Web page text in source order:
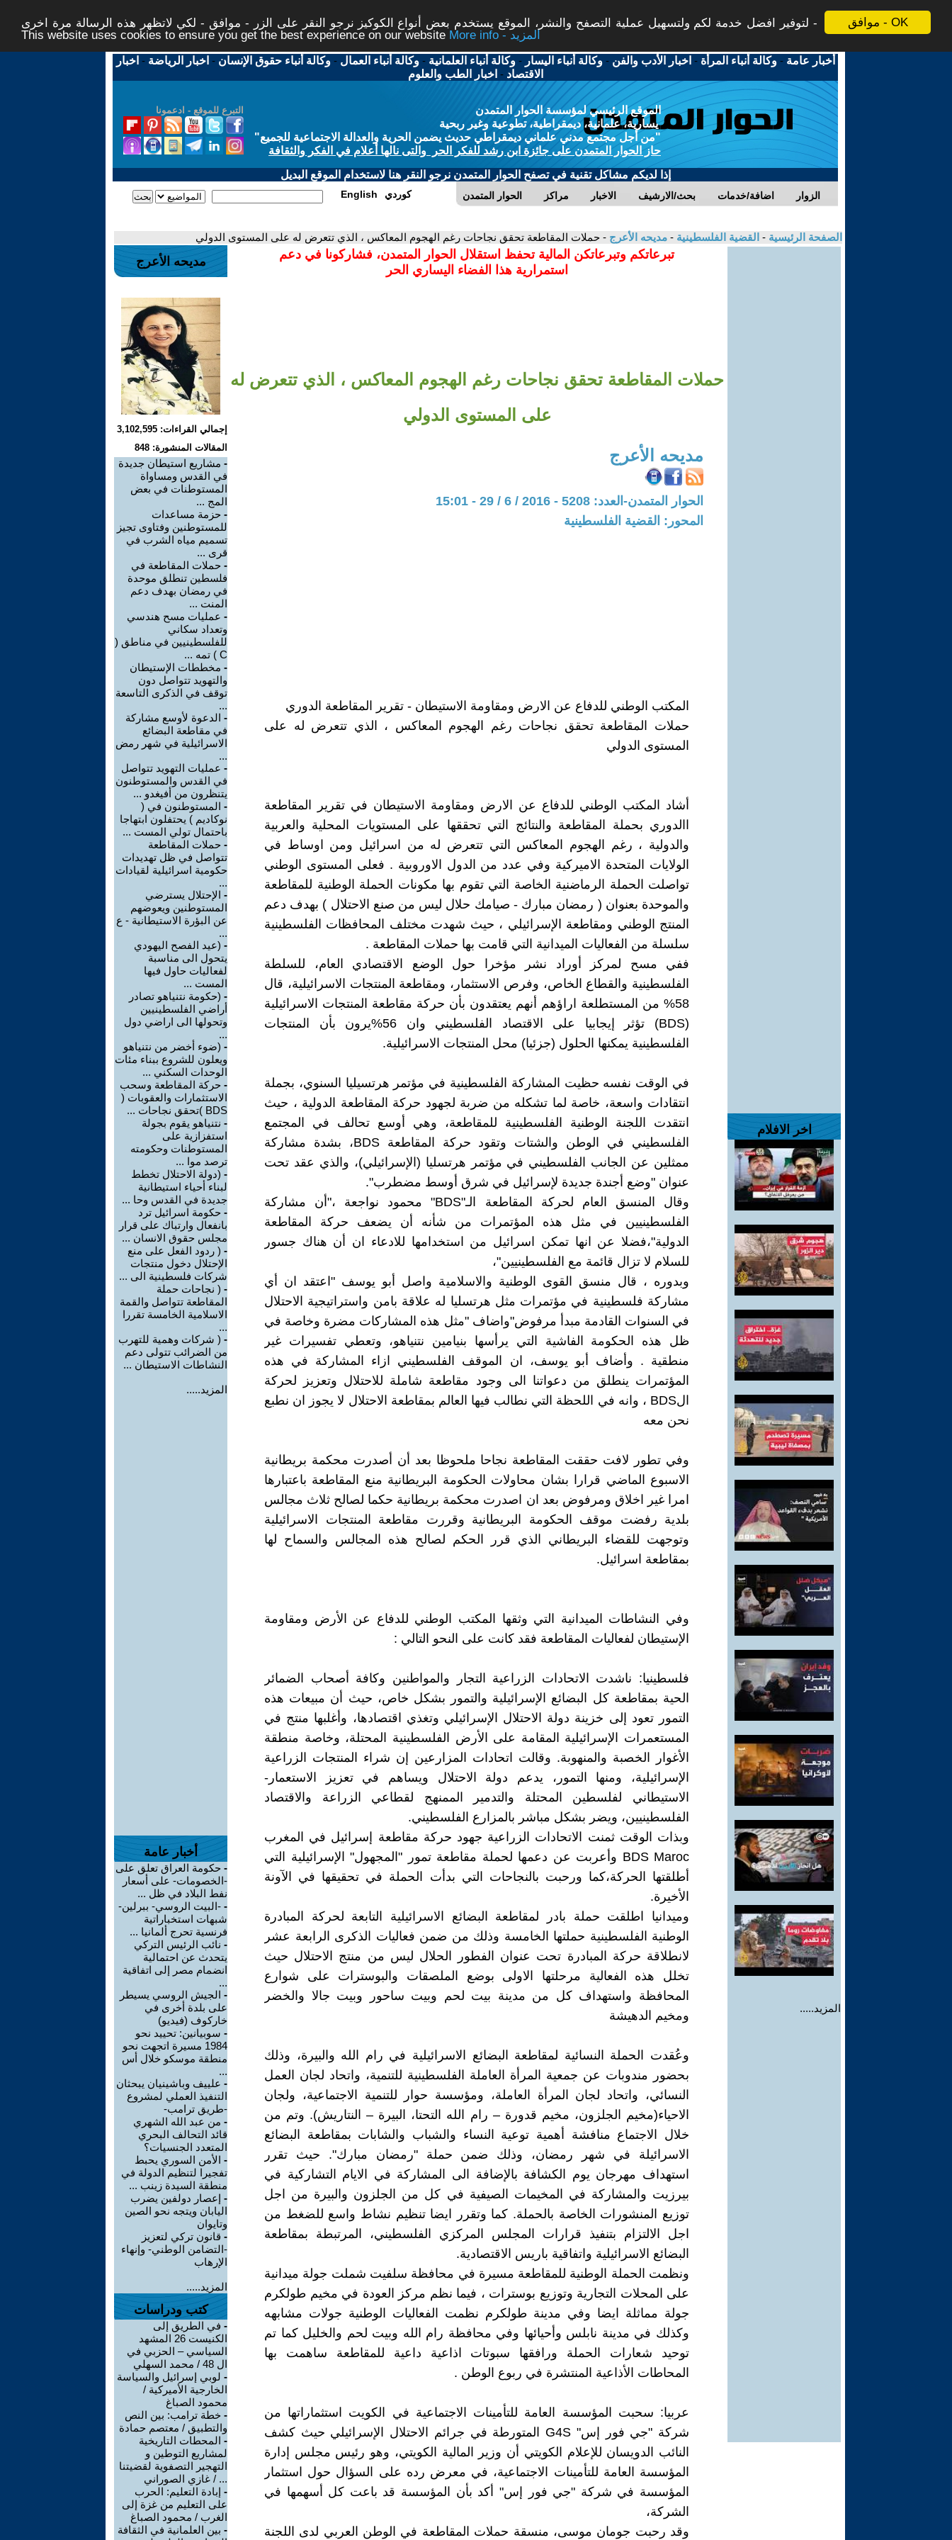
موافق - OK
لتوفير افضل خدمة لكم ولتسهيل عملية التصفح والنشر، الموقع يستخدم بعض أنواع الكوكيز نرجو النقر على الزر - موافق - لكي لاتظهر هذه الرسالة مرة اخرى -
This website uses cookies to ensure you get the best experience on our website
More info - المزيد
أخبار عامة -وكالة أنباء المرأة - اخبار الأدب والفن -وكالة أنباء اليسار -وكالة أنباء العلمانية -وكالة أنباء العمال -وكالة أنباء حقوق الإنسان - اخبار الرياضة - اخبار
الاقتصاد - اخبار الطب والعلوم
التبرع للموقع - ادعمونا
الموقع الرئيسي لمؤسسة الحوار المتمدن
يسارية، علمانية، ديمقراطية، تطوعية وغير ربحية
"من أجل مجتمع مدني علماني ديمقراطي حديث يضمن الحرية والعدالة الاجتماعية للجميع"
حاز الحوار المتمدن على جائزة ابن رشد للفكر الحر والتى نالها أعلام في الفكر والثقافة
إذا لديكم مشاكل تقنية في تصفح الحوار المتمدن نرجو النقر هنا لاستخدام الموقع البديل
الحوار المتمدن مراكز الاخبار بحث/الارشيف اضافة/خدمات الزوار English كوردي
الصفحة الرئيسية - القضية الفلسطينية - مديحه الأعرج - حملات المقاطعة تحقق نجاحات رغم الهجوم المعاكس ، الذي تتعرض له على المستوى الدولي
اخر الافلام
المزيد.....
تبرعاتكم وتبرعاتكن المالية تحفظ استقلال الحوار المتمدن، فشاركونا في دعم
استمرارية هذا الفضاء اليساري الحر
حملات المقاطعة تحقق نجاحات رغم الهجوم المعاكس ، الذي تتعرض له
على المستوى الدولي
مديحه الأعرج
الحوار المتمدن-العدد: 5208 - 2016 / 6 / 29 - 15:01
المحور: القضية الفلسطينية
المكتب الوطني للدفاع عن الارض ومقاومة الاستيطان - تقرير المقاطعة الدوري
حملات المقاطعة تحقق نجاحات رغم الهجوم المعاكس ، الذي تتعرض له على
المستوى الدولي
أشاد المكتب الوطني للدفاع عن الارض ومقاومة الاستيطان في تقرير المقاطعة
االدوري بحملة المقاطعة والنتائج التي تحققها على المستويات المحلية والعربية
والدولية ، رغم الهجوم المعاكس التي تتعرض له من اسرائيل ومن اوساط في
الولايات المتحدة الاميركية وفي عدد من الدول الاوروبية . فعلى المستوى الوطني
تواصلت الحملة الرماضنية الخاصة التي تقوم بها مكونات الحملة الوطنية للمقاطعة
والموحدة بعنوان ( رمضان مبارك - صيامك حلال ليس من صنع الاحتلال ) بهدف دعم
المنتج الوطني ومقاطعة الإسرائيلي ، حيث شهدت مختلف المحافظات الفلسطينية
سلسلة من الفعاليات الميدانية التي قامت بها حملات المقاطعة .
ففي مسح لمركز أوراد نشر مؤخرا حول الوضع الاقتصادي العام، للسلطة
الفلسطينية والقطاع الخاص، وفرص الاستثمار، ومقاطعة المنتجات الاسرائيلية، قال
58% من المستطلعة اراؤهم أنهم يعتقدون بأن حركة مقاطعة المنتجات الاسرائيلية
(BDS) تؤثر إيجابيا على الاقتصاد الفلسطيني وان 56%يرون بأن المنتجات
الفلسطينية يمكنها الحلول (جزئيا) محل المنتجات الاسرائيلية.
في الوقت نفسه حظيت المشاركة الفلسطينية في مؤتمر هرتسيليا السنوي، بجملة
انتقادات واسعة، خاصة لما تشكله من ضربة لجهود حركة المقاطعة الدولية ، حيث
انتقدت اللجنة الوطنية الفلسطينية للمقاطعة، وهي أوسع تحالف في المجتمع
الفلسطيني في الوطن والشتات وتقود حركة المقاطعة BDS، بشدة مشاركة
ممثلين عن الجانب الفلسطيني في مؤتمر هرتسليا (الإسرائيلي)، والذي عقد تحت
عنوان "وضع أجندة جديدة لإسرائيل في شرق أوسط مضطرب".
وقال المنسق العام لحركة المقاطعة الـ"BDS" محمود نواجعة ،"أن مشاركة
الفلسطينيين في مثل هذه المؤتمرات من شأنه أن يضعف حركة المقاطعة
الدولية"،فضلا عن انها تمكن اسرائيل من استخدامها للادعاء ان أن هناك جسور
للسلام لا تزال قائمة مع الفلسطينيين"،
وبدوره ، قال منسق القوى الوطنية والاسلامية واصل أبو يوسف "اعتقد ان أي
مشاركة فلسطينية في مؤتمرات مثل هرتسليا له علاقة بامن واستراتيجية الاحتلال
في السنوات القادمة مبدأ مرفوض"واضاف "مثل هذه المشاركات مضرة وخاصة في
ظل هذه الحكومة الفاشية التي يرأسها بنيامين نتنياهو، وتعطي تفسيرات غير
منطقية . وأضاف أبو يوسف، ان الموقف الفلسطيني ازاء المشاركة في هذه
المؤتمرات ينطلق من دعواتنا الى وجود مقاطعة شاملة للاحتلال وتعزيز لحركة
الBDS ، وانه في اللحظة التي نطالب فيها العالم بمقاطعة الاحتلال لا يجوز ان نطبع
نحن معه
وفي تطور لافت حققت المقاطعة نجاحا ملحوظا بعد أن أصدرت محكمة بريطانية
الاسبوع الماضي قرارا بشان محاولات الحكومة البريطانية منع المقاطعة باعتبارها
امرا غير اخلاق ومرفوض بعد ان اصدرت محكمة بريطانية حكما لصالح ثلاث مجالس
بلدية رفضت موقف الحكومة البريطانية وقررت مقاطعة المنتجات الاسرائيلية
وتوجهت للقضاء البريطاني الذي قرر الحكم لصالح هذه المجالس والسماح لها
بمقاطعة اسرائيل.
وفي النشاطات الميدانية التي وثقها المكتب الوطني للدفاع عن الأرض ومقاومة
الإستيطان لفعاليات المقاطعة فقد كانت على النحو التالي :
فلسطينيا: ناشدت الاتحادات الزراعية التجار والمواطنين وكافة أصحاب الضمائر
الحية بمقاطعة كل البضائع الإسرائيلية والتمور بشكل خاص، حيث أن مبيعات هذه
التمور تعود إلى خزينة دولة الاحتلال الإسرائيلي وتغذي اقتصادها، وأغلبها منتج في
المستعمرات الإسرائيلية المقامة على الأرض الفلسطينية المحتلة، وخاصة منطقة
الأغوار الخصبة والمنهوبة. وقالت اتحادات المزارعين إن شراء المنتجات الزراعية
الإسرائيلية، ومنها التمور، يدعم دولة الاحتلال ويساهم في تعزيز الاستعمار-
الاستيطاني لفلسطين المحتلة والتدمير الممنهج لقطاعي الزراعة والاقتصاد
الفلسطينيين، ويضر بشكل مباشر بالمزارع الفلسطيني.
وبذات الوقت ثمنت الاتحادات الزراعية جهود حركة مقاطعة إسرائيل في المغرب
BDS Maroc وأعربت عن دعمها لحملة مقاطعة تمور "المجهول" الإسرائيلية التي
أطلقتها الحركة،كما ورحبت بالنجاحات التي بدأت الحملة في تحقيقها في الآونة
الأخيرة.
وميدانيا اطلقت حملة بادر لمقاطعة البضائع الاسرائيلية التابعة لحركة المبادرة
الوطنية الفلسطينية حملتها الخامسة وذلك من ضمن فعاليات الذكرى الرابعة عشر
لانطلاقة حركة المبادرة تحت عنوان الفطور الحلال ليس من منتج الاحتلال حيث
تخلل هذه الفعالية مرحلتها الاولى بوضع الملصقات والبوسترات على شوارع
المحافظة واستهداف كل من مدينة بيت لحم وبيت ساحور وبيت جالا والخضر
ومخيم الدهيشة
وعُقدت الحملة النسائية لمقاطعة البضائع الاسرائيلية في رام الله والبيرة، وذلك
بحضور مندوبات عن جمعية المرأة العاملة الفلسطينية للتنمية، واتحاد لجان العمل
النسائي، واتحاد لجان المرأة العاملة، ومؤسسة حوار للتنمية الاجتماعية، ولجان
الاحياء(مخيم الجلزون، مخيم قدورة – رام الله التحتا، البيرة – النتاريش). وتم من
خلال الاجتماع منافشة أهمية توعية النساء والشباب والشابات بمقاطعة البضائع
الاسرائيلة في شهر رمضان، وذلك ضمن حملة "رمضان مبارك". حيث تقرر
استهداف مهرجان يوم الكشافة بالإضافة الى المشاركة في الايام التشاركية في
بيرزيت والمشاركة في المخيمات الصيفية في كل من الجلزون والبيرة من اجل
توزيع المنشورات الخاصة بالحملة. كما وتقرر ايضا تنظيم نشاط واسع للضغط من
اجل الالتزام بتنفيذ قرارات المجلس المركزي الفلسطيني، المرتبطة بمقاطعة
البضائع الاسرائيلية واتفاقية باريس الاقتصادية.
ونظمت الحملة الوطنية للمقاطعة مسيرة في محافظة سلفيت شملت جولة ميدانية
على المحلات التجارية وتوزيع بوسترات ، فيما نظم مركز العودة في مخيم طولكرم
جولة مماثلة ايضا وفي مدينة طولكرم نظمت الفعاليات الوطنية جولات مشابهه
وكذلك في مدينة نابلس وأحيائها وفي محافظة رام الله وبيت لحم والخليل كما تم
توحيد شعارات الحملة ورافقها سبوتات اذاعية داعية للمقاطعة ساهمت بها
المحاطات الأذاعية المنتشرة في ربوع الوطن .
عربيا: سحبت المؤسسة العامة للتأمينات الاجتماعية في الكويت استثماراتها من
شركة "جي فور إس" G4S المتورطة في جرائم الاحتلال الإسرائيلي حيث كشف
النائب الدويسان للإعلام الكويتي أن وزير المالية الكويتي، وهو رئيس مجلس إدارة
المؤسسة العامة للتأمينات الاجتماعية، في معرض رده على السؤال حول استثمار
المؤسسة في شركة "جي فور إس" أكد بأن المؤسسة قد باعت كل أسهمها في
الشركة،
وقد رحبت جومان موسى، منسقة حملات المقاطعة في الوطن العربي لدى اللجنة
مديحه الأعرج
إجمالي القراءات: 3,102,595
المقالات المنشورة: 848
- مشاريع استيطان جديدة
في القدس ومساواة
المستوطنات في بعض
المج ...
- حزمة مساعدات
للمستوطنين وفتاوى تجيز
تسميم مياه الشرب في
قرى ...
- حملات المقاطعة في
فلسطين تنطلق موحدة
في رمضان بهدف دعم
المنت ...
- عمليات مسح هندسي
وتعداد سكاني
للفلسطينيين في مناطق (
C ) تمه ...
- مخططات الإستيطان
والتهويد تتواصل دون
توقف في الذكرى التاسعة
...
- الدعوة لأوسع مشاركة
في مقاطعة البضائع
الاسرائيلية في شهر رمض
...
- عمليات التهويد تتواصل
في القدس والمستوطنون
يتنظرون من أفيغدو ...
- المستوطنون في (
نوكاديم ) يحتفلون ابتهاجا
باحتمال تولي المست ...
- حملات المقاطعة
تتواصل في ظل تهديدات
حكومية اسرائيلية لقيادات
...
- الإحتلال يسترضي
المستوطنين ويعوضهم
عن البؤرة الاستيطانية - ع
...
- (عيد الفصح اليهودي
يتحول الى مناسبة
لفعاليات حاول فيها
المست ...
- (حكومة نتنياهو تصادر
أراضي الفلسطينيين
وتحولها الى اراضي دول
...
- (ضوء أخضر من نتنياهو
ويعلون للشروع ببناء مئات
الوحدات السكني ...
- حركة المقاطعة وسحب
الاستثمارات والعقوبات (
BDS )تحقق نجاحات ...
- نتنياهو يقوم بجولة
استفزازية على
المستوطنات وحكومته
ترصد موا ...
- (دولة الاحتلال تخطط
لبناء أحياء استيطانية
جديدة في القدس وحا ...
- حكومة اسرائيل ترد
بانفعال وارتباك على قرار
مجلس حقوق الانسان ...
- ( ردود الفعل على منع
الإحتلال دخول منتجات
شركات فلسطينية الى ...
- ( نجاحات حملة
المقاطعة تتواصل والقمة
الاسلامية الخامسة تقررا
...
- ( شركات وهمية للتهرب
من الضرائب تتولى دعم
النشاطات الاستيطان ...
المزيد.....
أخبار عامة
- حكومة العراق تعلق على
-الخصومات- على أسعار
نفط البلاد في ظل ...
- -البيت الروسي- ببرلين-
شبهات استخباراتية
فرنسية تحرج ألمانيا ...
- نائب الرئيس التركي
يتحدث عن احتمالية
انضمام مصر إلى اتفاقية
...
- الجيش الروسي يسيطر
على بلدة أخرى في
خاركوف (فيديو)
- سوبيانين: تحييد نحو
1984 مسيرة اتجهت نحو
منطقة موسكو خلال أس
...
- علييف وباشينيان يبحثان
التنفيذ العملي لمشروع
-طريق ترامب-
- من عبد الله الشهري
قائد التحالف البحري
المتعدد الجنسيات؟
- الأمن السوري يحبط
تفجيرا لتنظيم الدولة في
منطقة السيدة زينب ...
- إعصار دولفين يضرب
اليابان ويتجه نحو الصين
وتايوان
- قانون تركي لتعزيز
-التضامن الوطني- وإنهاء
الإرهاب
المزيد.....
كتب ودراسات
- في الطريق إلى
الكنيست 26 المشهد
السياسي – الحزبي في
ال 48 / محمد السهلي
- لوبي إسرائيل والسياسة
الخارجية الأميركية /
محمود الصباغ
- خطة ترامب: بين النص
والتطبيق / معتصم حمادة
- المحطات التاريخية
لمشاريع التوطين و
التهجير التصفوية لقضيتنا
... / غازي الصوراني
- إبادة التعليم: الحرب
على التعليم من غزة إلى
الغرب / محمود الصباغ
- بين العلمانية في الثقافة